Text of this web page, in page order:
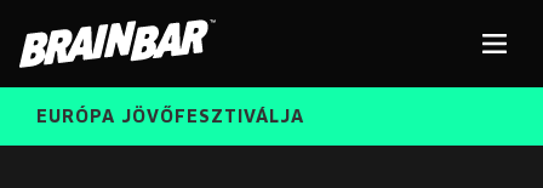
BarEURÓPA JÖVŐFESZTIVÁLJA